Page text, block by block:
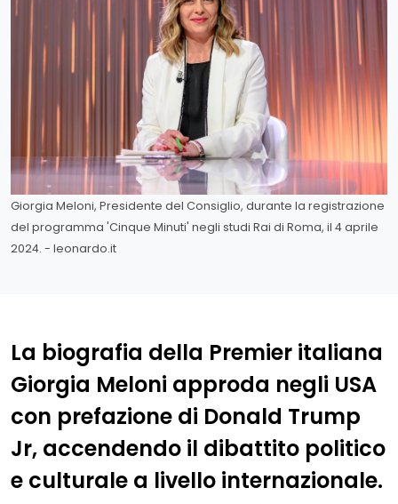
Giorgia Meloni, Presidente del Consiglio, durante la registrazione
del programma 'Cinque Minuti' negli studi Rai di Roma, il 4 aprile
2024. - leonardo.it
La biografia della Premier italiana
Giorgia Meloni approda negli USA
con prefazione di Donald Trump
Jr, accendendo il dibattito politico
e culturale a livello internazionale.